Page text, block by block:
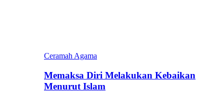
Ceramah Agama
Memaksa Diri Melakukan Kebaikan
Menurut Islam